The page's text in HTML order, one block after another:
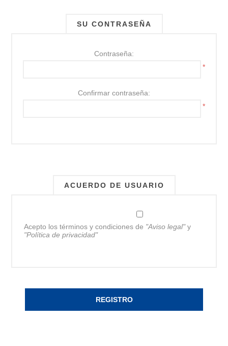
SU CONTRASEÑA
Contraseña:
*
Confirmar contraseña:
*
ACUERDO DE USUARIO
Acepto los términos y condiciones de "Aviso legal"y
"Política de privacidad"
REGISTRO